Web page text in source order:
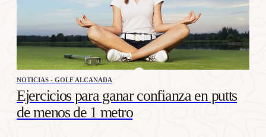
NOTICIAS - GOLF ALCANADA
Ejercicios para ganar confianza en putts
de menos de 1 metro